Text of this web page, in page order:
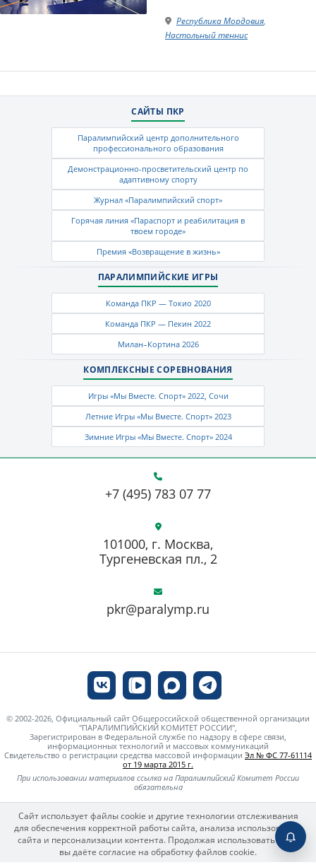
Республика Мордовия,
Настольный теннис
САЙТЫ ПКР
Паралимпийский центр дополнительного
профессионального образования
Демонстрационно-просветительский центр по
адаптивному спорту
Журнал «Паралимпийский спорт»
Горячая линия «Параспорт и реабилитация в
твоем городе»
Премия «Возвращение в жизнь»
ПАРАЛИМПИЙСКИЕ ИГРЫ
Команда ПКР — Токио 2020
Команда ПКР — Пекин 2022
Милан–Кортина 2026
КОМПЛЕКСНЫЕ СОРЕВНОВАНИЯ
Игры «Мы Вместе. Спорт» 2022, Сочи
Летние Игры «Мы Вместе. Спорт» 2023
Зимние Игры «Мы Вместе. Спорт» 2024
+7 (495) 783 07 77
pkr@paralymp.ru
101000, г. Москва,
Тургеневская пл., 2
© 2002-2026, Официальный сайт Общероссийской общественной организации
"ПАРАЛИМПИЙСКИЙ КОМИТЕТ РОССИИ",
Зарегистрирован в Федеральной службе по надзору в сфере связи,
информационных технологий и массовых коммуникаций
Свидетельство о регистрации средства массовой информации Эл № ФС 77-61114
от 19 марта 2015 г.
При использовании материалов ссылка на Паралимпийский Комитет России
обязательна
Сайт использует файлы cookie и другие технологии отслеживания
для обеспечения корректной работы сайта, анализа использования
сайта и персонализации контента. Продолжая использовать сайт,
вы даёте согласие на обработку файлов cookie.